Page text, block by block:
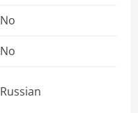
No
No
Russian